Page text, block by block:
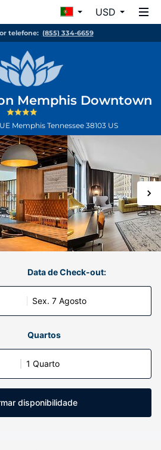
USD
telefone: (855) 334-6659
Memphis Downtown
Memphis Tennessee 38103 US
Data de Check-out:
Sex. 7 Agosto
Quartos
1 Quarto
disponibilidade